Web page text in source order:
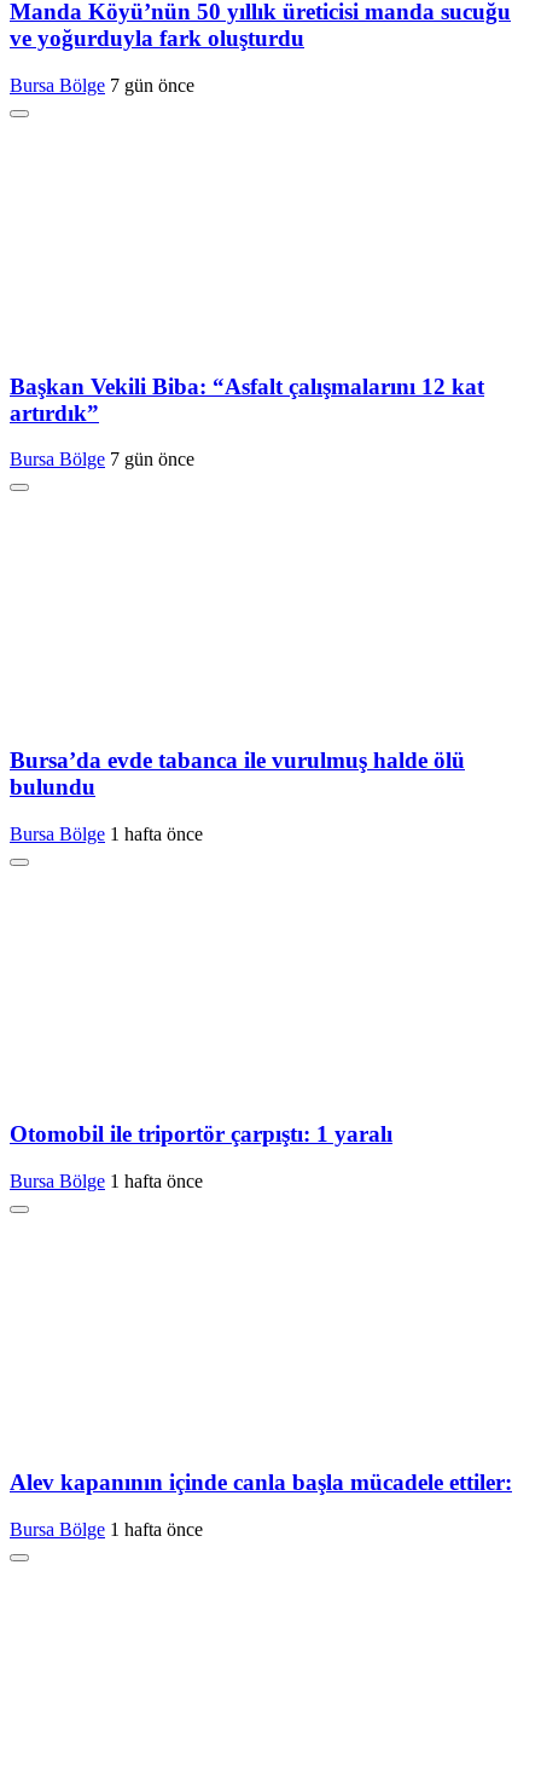
Manda Köyü’nün 50 yıllık üreticisi manda sucuğu
ve yoğurduyla fark oluşturdu
Bursa Bölge 7 gün önce
Başkan Vekili Biba: “Asfalt çalışmalarını 12 kat
artırdık”
Bursa Bölge 7 gün önce
Bursa’da evde tabanca ile vurulmuş halde ölü
bulundu
Bursa Bölge 1 hafta önce
Otomobil ile triportör çarpıştı: 1 yaralı
Bursa Bölge 1 hafta önce
Alev kapanının içinde canla başla mücadele ettiler:
Bursa Bölge 1 hafta önce